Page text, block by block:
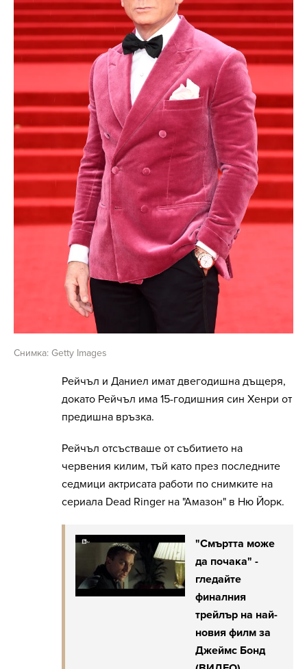
Снимка: Getty Images
Рейчъл и Даниел имат двегодишна дъщеря,
докато Рейчъл има 15-годишния син Хенри от
предишна връзка.
Рейчъл отсъстваше от събитието на
червения килим, тъй като през последните
седмици актрисата работи по снимките на
сериала Dead Ringer на "Амазон" в Ню Йорк.
"Смъртта може
да почака" -
гледайте
финалния
трейлър на най-
новия филм за
Джеймс Бонд